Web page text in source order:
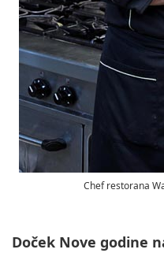
Chef restorana
Doček Nove godine